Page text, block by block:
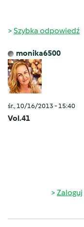
Szybka odpowiedź
monika6500
śr., 10/16/2013 - 15:40
Vol.41
Zaloguj